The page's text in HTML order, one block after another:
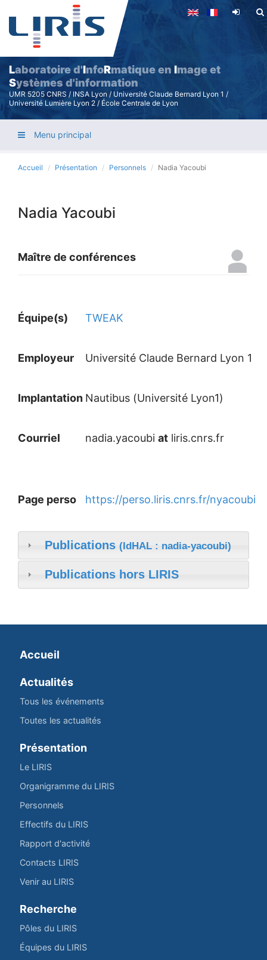
Aller
principal
Laboratoire d'InfoRmatique en Image et
Systèmes d'information
UMR 5205 CNRS / INSA Lyon / Université Claude Bernard Lyon 1 /
Université Lumière Lyon 2 / École Centrale de Lyon
Menu principal
Accueil Présentation Personnels Nadia Yacoubi
Nadia Yacoubi
Maître de conférences
Équipe(s) TWEAK
Employeur Université Claude Bernard Lyon 1
Implantation Nautibus (Université Lyon1)
Courriel nadia.yacoubi at liris.cnrs.fr
Page perso https://perso.liris.cnrs.fr/nyacoubi
Publications (IdHAL : nadia-yacoubi)
Publications hors LIRIS
Accueil
Actualités
Tous les événements
Toutes les actualités
Présentation
Le LIRIS
Organigramme du LIRIS
Personnels
Effectifs du LIRIS
Rapport d'activité
Contacts LIRIS
Venir au LIRIS
Recherche
Pôles du LIRIS
Équipes du LIRIS